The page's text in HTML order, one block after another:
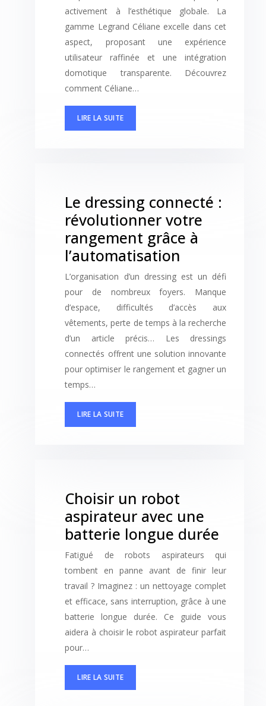
activement à l’esthétique globale. La
gamme Legrand Céliane excelle dans cet
aspect, proposant une expérience
utilisateur raffinée et une intégration
domotique transparente. Découvrez
comment Céliane…
LIRE LA SUITE
Le dressing connecté :
révolutionner votre
rangement grâce à
l’automatisation
L’organisation d’un dressing est un défi
pour de nombreux foyers. Manque
d’espace, difficultés d’accès aux
vêtements, perte de temps à la recherche
d’un article précis… Les dressings
connectés offrent une solution innovante
pour optimiser le rangement et gagner un
temps…
LIRE LA SUITE
Choisir un robot
aspirateur avec une
batterie longue durée
Fatigué de robots aspirateurs qui
tombent en panne avant de finir leur
travail ? Imaginez : un nettoyage complet
et efficace, sans interruption, grâce à une
batterie longue durée. Ce guide vous
aidera à choisir le robot aspirateur parfait
pour…
LIRE LA SUITE